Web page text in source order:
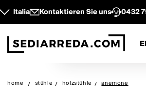
Italia Kontaktieren Sie uns 0432
home stühle holzstühle anemone